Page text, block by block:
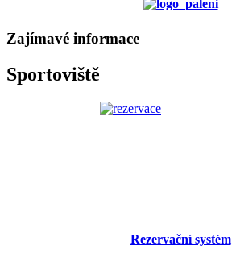
Zajímavé informace
Sportoviště
Rezervační systém